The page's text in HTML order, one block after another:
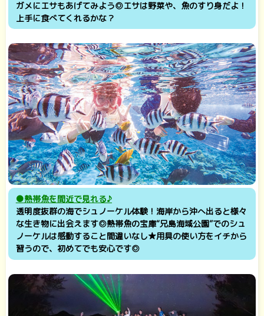
ガメにエサもあげてみよう◎エサは野菜や、魚のすり身だよ！
上手に食べてくれるかな？
●熱帯魚を間近で見れる♪
透明度抜群の海でシュノーケル体験！海岸から沖へ出ると様々
な生き物に出会えます◎熱帯魚の宝庫“兄島海域公園”でのシュ
ノーケルは感動すること間違いなし★用具の使い方をイチから
習うので、初めてでも安心です◎